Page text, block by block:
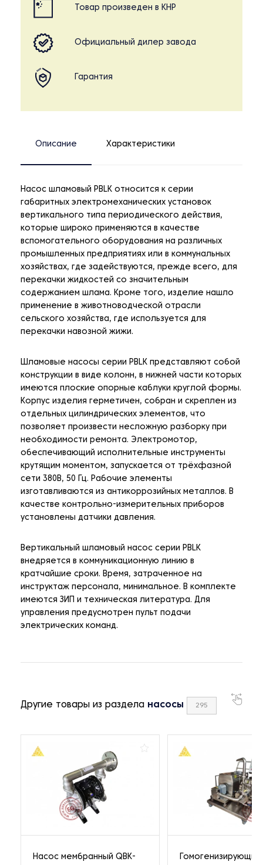
Товар произведен в КНР
Официальный дилер завода
Гарантия
Описание Характеристики
Насос шламовый PBLK относится к серии
габаритных электромеханических установок
вертикального типа периодического действия,
которые широко применяются в качестве
вспомогательного оборудования на различных
промышленных предприятиях или в коммунальных
хозяйствах, где задействуются, прежде всего, для
перекачки жидкостей со значительным
содержанием шлама. Кроме того, изделие нашло
применение в животноводческой отрасли
сельского хозяйства, где используется для
перекачки навозной жижи.
Шламовые насосы серии PBLK представляют собой
конструкции в виде колонн, в нижней части которых
имеются плоские опорные каблуки
круглой формы.
Корпус изделия герметичен, собран и скреплен из
отдельных цилиндрических элементов, что
позволяет произвести несложную разборку при
необходимости ремонта. Электромотор,
обеспечивающий исполнительные инструменты
крутящим моментом, запускается от трёхфазной
сети 380В, 50 Гц. Рабочие элементы
изготавливаются из антикоррозийных металлов. В
качестве контрольно-измерительных приборов
установлены датчики давления.
Вертикальный шламовый насос серии PBLK
внедряется в коммуникационную линию в
кратчайшие сроки. Время, затраченное на
инструктаж персонала, минимальное. В комплекте
имеются ЗИП и техническая литература. Для
управления предусмотрен пульт подачи
электрических команд.
Другие товары из раздела насосы 295
Насос мембранный QBK- Гомогенизирующий